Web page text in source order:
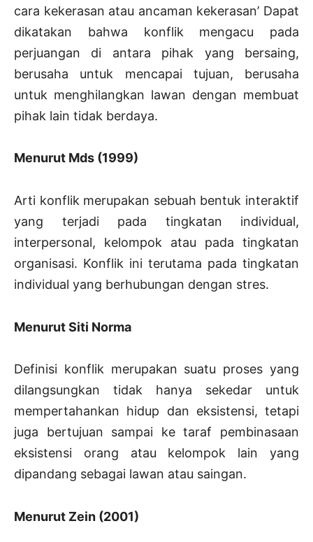
cara kekerasan atau ancaman kekerasan’ Dapat
dikatakan bahwa konflik mengacu pada
perjuangan di antara pihak yang bersaing,
berusaha untuk mencapai tujuan, berusaha
untuk menghilangkan lawan dengan membuat
pihak lain tidak berdaya.
Menurut Mds (1999)
Arti konflik merupakan sebuah bentuk interaktif
yang terjadi pada tingkatan individual,
interpersonal, kelompok atau pada tingkatan
organisasi. Konflik ini terutama pada tingkatan
individual yang berhubungan dengan stres.
Menurut Siti Norma
Definisi konflik merupakan suatu proses yang
dilangsungkan tidak hanya sekedar untuk
mempertahankan hidup dan eksistensi, tetapi
juga bertujuan sampai ke taraf pembinasaan
eksistensi orang atau kelompok lain yang
dipandang sebagai lawan atau saingan.
Menurut Zein (2001)